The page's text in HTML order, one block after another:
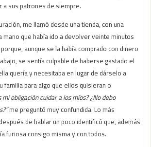
a sus patrones de siempre.
me llamó desde una tienda, con una
mano que había ido a devolver veinte minutos
aunque se la había comprado con dinero
se sentía culpable de haberse gastado el
quería y necesitaba en lugar de dárselo a
familia para algo que ellos quisieran o
mi obligación cuidar a los míos? ¿No debo
me preguntó muy confundida. Lo más
de hablar un poco identificó que, además
furiosa consigo misma y con todos.